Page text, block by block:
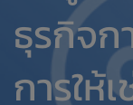
ธุรกิจก
การให้